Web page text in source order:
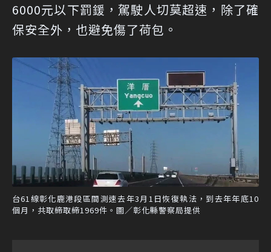
6000元以下罰鍰，駕駛人切莫超速，除了確
保安全外，也避免傷了荷包。
台61線彰化鹿港段區間測速去年3月1日恢復執法，到去年年底10
個月，共取締取締1969件。圖／彰化縣警察局提供